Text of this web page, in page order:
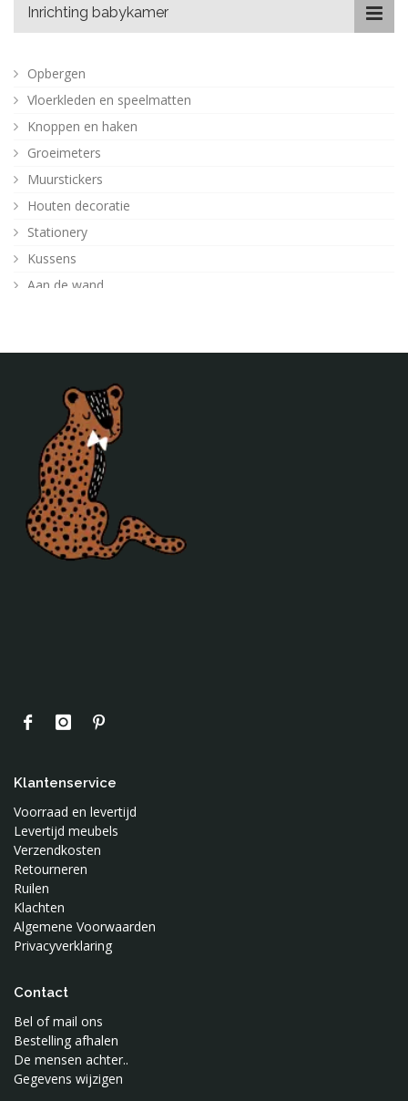
Inrichting babykamer
Opbergen
Vloerkleden en speelmatten
Knoppen en haken
Groeimeters
Muurstickers
Houten decoratie
Stationery
Kussens
Aan de wand
Decoratie
Behang
Klantenservice
Voorraad en levertijd
Levertijd meubels
Verzendkosten
Retourneren
Ruilen
Klachten
Algemene Voorwaarden
Privacyverklaring
Contact
Bel of mail ons
Bestelling afhalen
De mensen achter..
Gegevens wijzigen